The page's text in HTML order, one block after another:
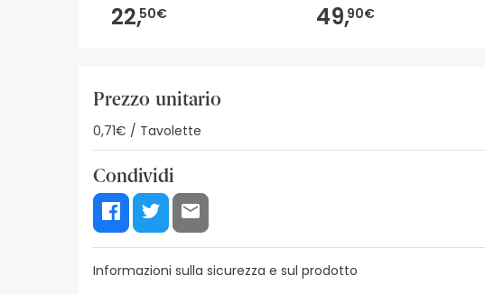
22,50€ 49,90€
Prezzo unitario
0,71€ / Tavolette
Condividi
Informazioni sulla sicurezza e sul prodotto